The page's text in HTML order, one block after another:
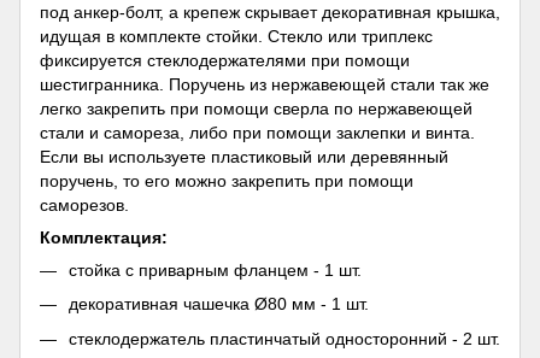
под анкер-болт, а крепеж скрывает декоративная крышка,
идущая в комплекте стойки. Стекло или триплекс
фиксируется стеклодержателями при помощи
шестигранника. Поручень из нержавеющей стали так же
легко закрепить при помощи сверла по нержавеющей
стали и самореза, либо при помощи заклепки и винта.
Если вы используете пластиковый или деревянный
поручень, то его можно закрепить при помощи
саморезов.
Комплектация:
стойка с приварным фланцем - 1 шт.
декоративная чашечка Ø80 мм - 1 шт.
стеклодержатель пластинчатый односторонний - 2 шт.